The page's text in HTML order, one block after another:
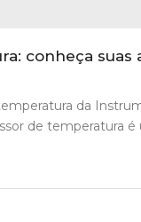
conheça suas
da
de temperatura